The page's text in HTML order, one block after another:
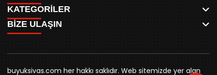
ANASAYFA
AKSU CANLI
MEYDAN CANLI
MEDRESELER CANLI
MERAKÜM CANLI
YUKARI TEKKE CANLI
KATEGORİLER
WHATSAPP
SPOR
SİYASET
BELEDİYE
BİZE ULAŞIN
0346 221 00 60
buyuksivashaber@gmail.com
buyuksivas.com her hakkı saklıdır. Web sitemizde yer alan